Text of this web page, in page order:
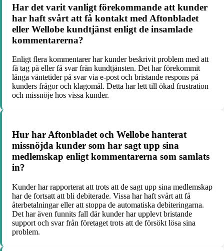
Har det varit vanligt förekommande att kunder
har haft svårt att få kontakt med Aftonbladet
eller Wellobe kundtjänst enligt de insamlade
kommentarerna?
Enligt flera kommentarer har kunder beskrivit problem med att
få tag på eller få svar från kundtjänsten. Det har förekommit
långa väntetider på svar via e-post och bristande respons på
kunders frågor och klagomål. Detta har lett till ökad frustration
och missnöje hos vissa kunder.
Hur har Aftonbladet och Wellobe hanterat
missnöjda kunder som har sagt upp sina
medlemskap enligt kommentarerna som samlats
in?
Kunder har rapporterat att trots att de sagt upp sina medlemskap
har de fortsatt att bli debiterade. Vissa har haft svårt att få
återbetalningar eller att stoppa de automatiska debiteringarna.
Det har även funnits fall där kunder har upplevt bristande
support och svar från företaget trots att de försökt lösa sina
problem.